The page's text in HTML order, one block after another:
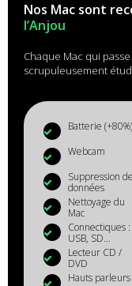
Nos Mac sont
l’Anjou
Chaque Mac qui
scrupuleusement
Batterie (+80%)
Webcam
Suppression
données
Nettoyage du
Mac
Connectiques :
USB, SD...
Lecteur CD /
DVD
Hauts parleurs